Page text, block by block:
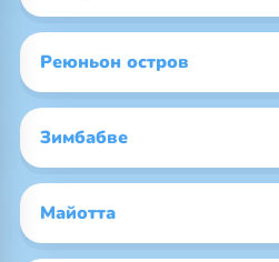
Реюньон остров
Зимбабве
Майотта